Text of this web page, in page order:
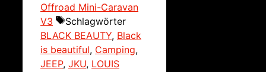
Offroad Mini-Caravan
V3
Schlagwörter
BLACK BEAUTY, Black
is beautiful, Camping,
JEEP, JKU, LOUIS